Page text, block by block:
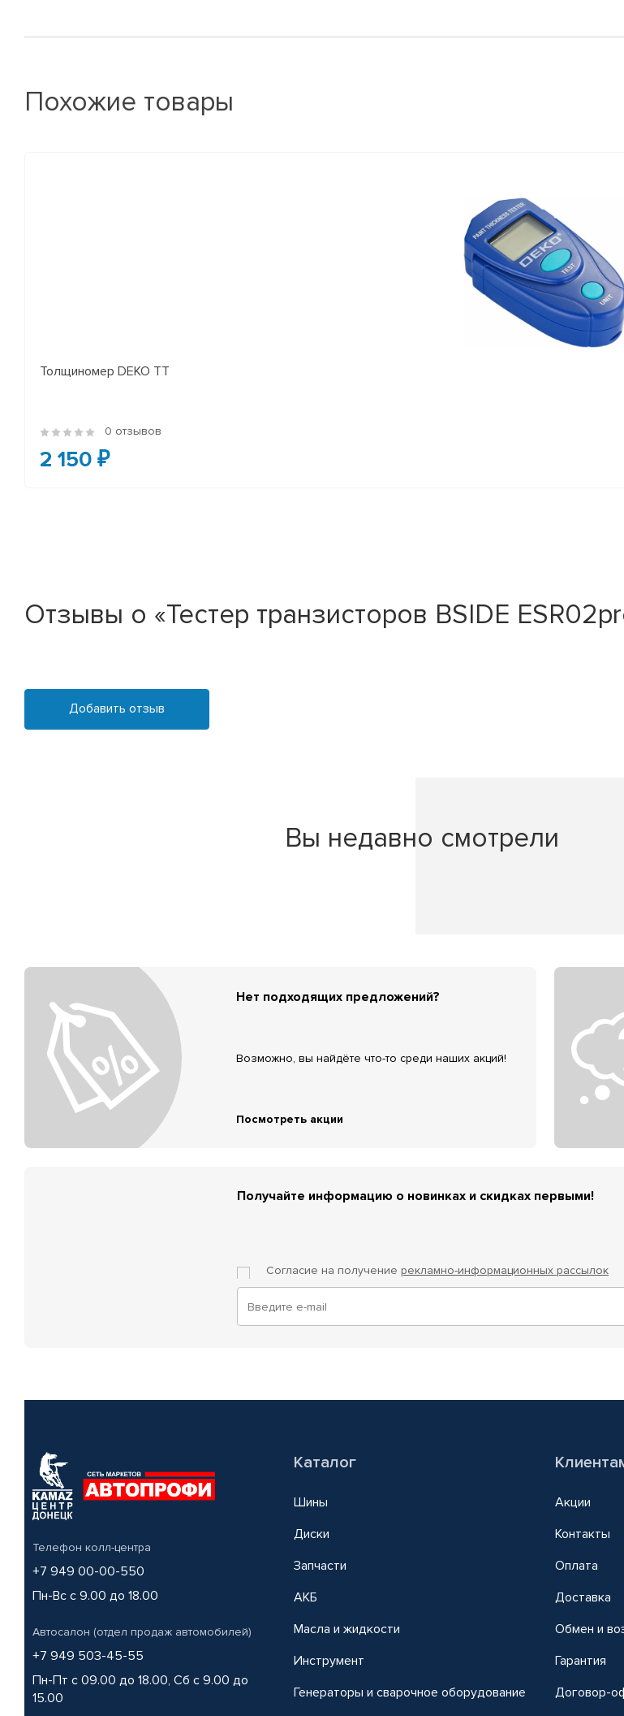
Похожие товары
Толщиномер DEKO TT
0 отзывов
2 150 ₽
Отзывы о «Тестер транзисторов BSIDE
Добавить отзыв
Вы недавно смотрели
Нет подходящих предложений?
Возможно, вы найдёте что-то среди наших акций!
Посмотреть акции
Получайте информацию о новинках и скидках первыми!
Согласие на получение рекламно-информационных рассылок
Телефон колл-центра
+7 949 00-00-550
Пн-Вс с 9.00 до 18.00
Автосалон (отдел продаж автомобилей)
+7 949 503-45-55
Пн-Пт с 09.00 до 18.00, Сб с 9.00 до
15.00
Каталог
Шины
Диски
Запчасти
АКБ
Масла и жидкости
Инструмент
Генераторы и сварочное оборудование
Акции
Контакты
Оплата
Доставка
Обмен и
Гарантия
Договор-